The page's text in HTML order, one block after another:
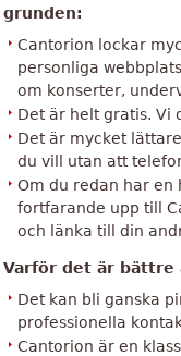
grunden:
Cantorion lockar
personliga
om konserter,
Det är helt gratis. Vi
Det är mycket
du vill utan att
Om du redan har en
fortfarande upp till
och länka till din
Varför det är bättre
Det kan bli ganska
professionella
Cantorion är en